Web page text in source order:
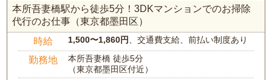
本所吾妻橋駅から徒歩5分！3DKマンションでのお掃除
代行のお仕事（東京都墨田区）
時給 1,500〜1,860円 、交通費支給、前払い制度あり
勤務地
本所吾妻橋 徒歩5分
（東京都墨田区付近）